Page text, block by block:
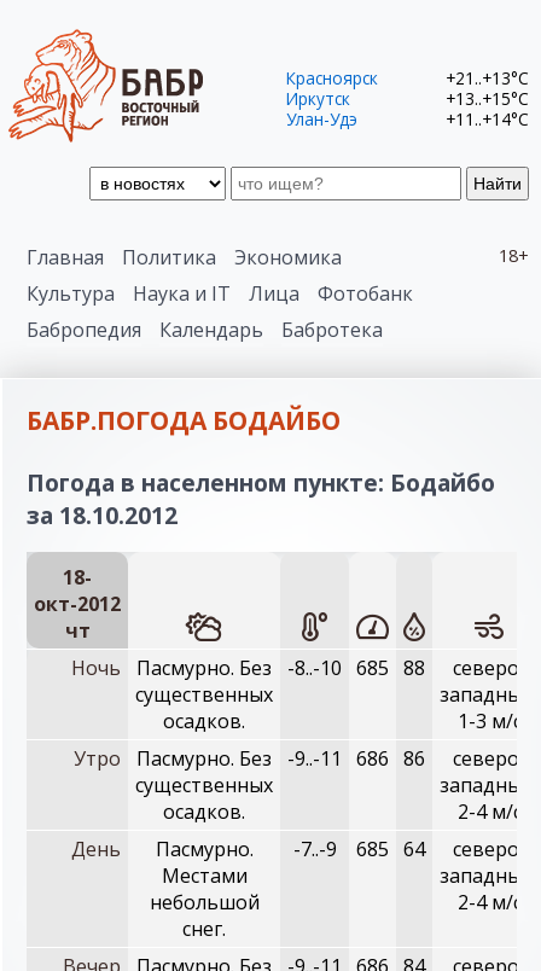
Найти
Красноярск
+21..+13°C
Иркутск
+13..+15°C
Улан-Удэ
+11..+14°C
18+
Главная Политика
Экономика
Культура
Наука и IT Лица
Фотобанк
Бабропедия
Календарь Бабротека
БАБР.ПОГОДА БОДАЙБО
Погода в населенном пункте: Бодайбо
за 18.10.2012
18-
окт-2012
чт
Ночь
Пасмурно. Без
существенных
осадков.
-8..-10 685 88
северо-
западный,
1-3 м/с
Утро
Пасмурно. Без
существенных
осадков.
-9..-11 686 86
северо-
западный,
2-4 м/с
День
Пасмурно.
Местами
небольшой
снег.
-7..-9 685 64
северо-
западный,
2-4 м/с